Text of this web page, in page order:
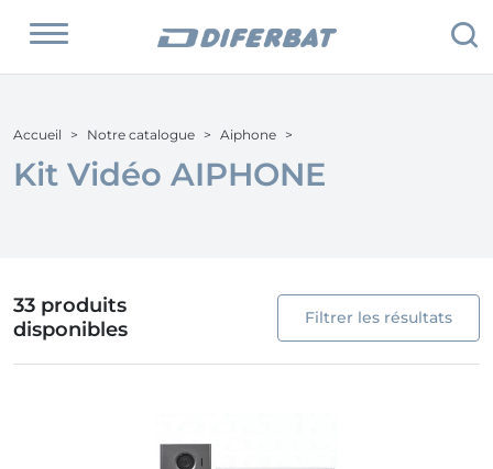
Accueil Notre catalogue Aiphone
Kit Vidéo AIPHONE
33 produits
disponibles
Filtrer les résultats